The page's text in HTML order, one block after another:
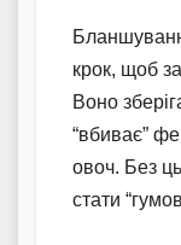
крок, щоб
Воно
“вбиває”
овоч. Без
стати